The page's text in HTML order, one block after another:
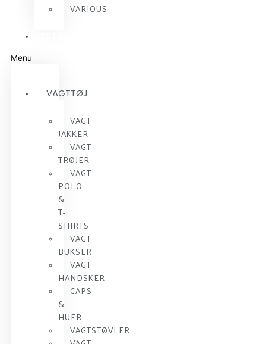
VARIOUS
Menu
VAGTTØJ
VAGT
JAKKER
VAGT
TRØJER
VAGT
POLO
&
T-
SHIRTS
VAGT
BUKSER
VAGT
HANDSKER
CAPS
&
HUER
VAGTSTØVLER